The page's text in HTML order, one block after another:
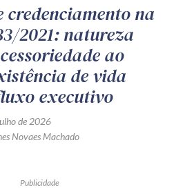
credenciamento na
2021: natureza
ao
de vida
executivo
de 2026
Novaes Machado
Publicidade